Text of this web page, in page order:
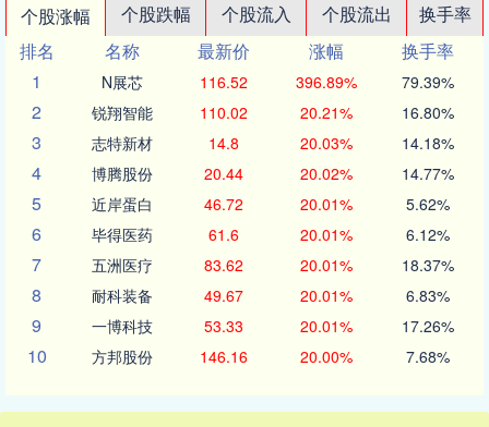
个股涨幅 个股跌幅 个股流入 个股流出
换手率
排名
名称 最新价 涨幅
换手率
1
N展芯 116.52 396.89% 79.39%
2 锐翔智能 110.02 20.21% 16.80%
3 志特新材 14.8 20.03% 14.18%
4 博腾股份 20.44 20.02% 14.77%
5 近岸蛋白 46.72 20.01% 5.62%
6 毕得医药 61.6 20.01% 6.12%
7 五洲医疗 83.62 20.01% 18.37%
8 耐科装备 49.67 20.01% 6.83%
9 一博科技 53.33 20.01% 17.26%
10 方邦股份 146.16 20.00% 7.68%